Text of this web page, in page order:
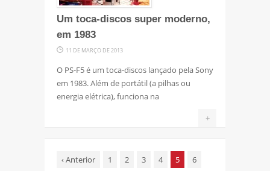
Um toca-discos super moderno,
em 1983
11 DE MARÇO DE 2013
O PS-F5 é um toca-discos lançado pela Sony
em 1983. Além de portátil (a pilhas ou
energia elétrica), funciona na
+
‹Anterior 1 2 3 4 5
6